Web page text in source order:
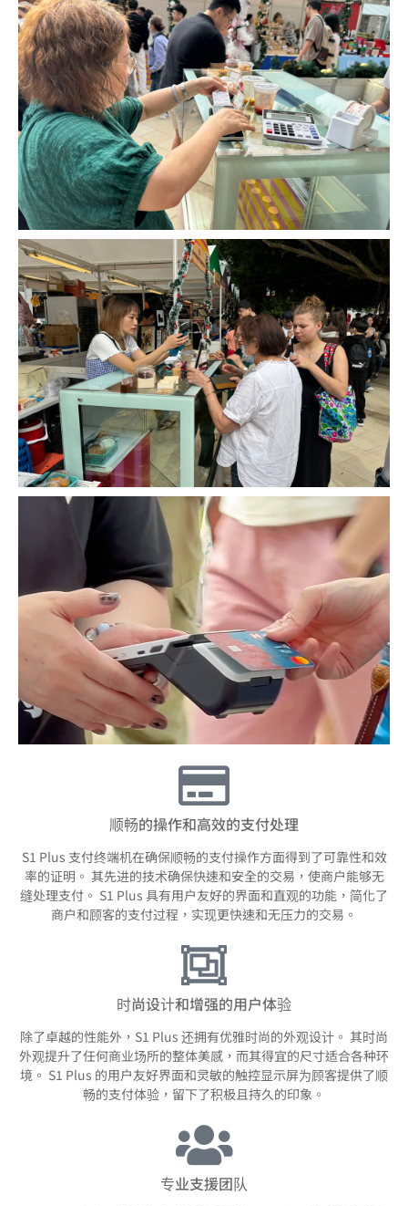
顺畅的操作和高效的支付处理
S1 Plus 支付终端机在确保顺畅的支付操作方面得到了可靠性和效
率的证明。 其先进的技术确保快速和安全的交易，使商户能够无
缝处理支付。 S1 Plus 具有用户友好的界面和直观的功能，简化了
商户和顾客的支付过程，实现更快速和无压力的交易。
时尚设计和增强的用户体验
除了卓越的性能外，S1 Plus 还拥有优雅时尚的外观设计。 其时尚
外观提升了任何商业场所的整体美感，而其得宜的尺寸适合各种环
境。 S1 Plus 的用户友好界面和灵敏的触控显示屏为顾客提供了顺
畅的支付体验，留下了积极且持久的印象。
专业支援团队